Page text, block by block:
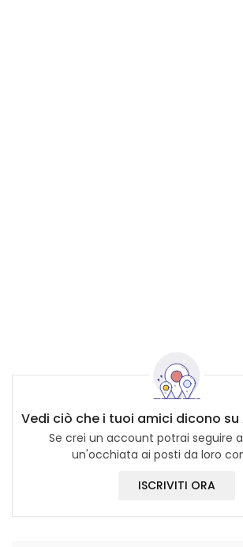
Vedi ciò che i tuoi amici dicono su
Se crei un account potrai seguire
un'occhiata ai posti da loro
ISCRIVITI ORA